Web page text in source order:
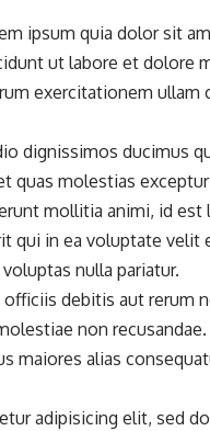
ipsum quia dolor sit
ut labore et dolore
exercitationem
dignissimos ducimus
quasmolestias
mollitia animi, id est
qui in ea voluptate velit
nulla pariatur.
debitis aut rerum
non
maiores alias
adipisicing elit, sed